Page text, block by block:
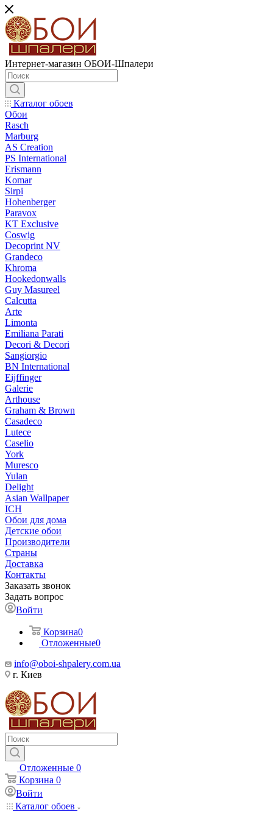
Интернет-магазин ОБОИ-Шпалери
Каталог обоев
Обои
Rasch
Marburg
AS Creation
PS International
Erismann
Komar
Sirpi
Hohenberger
Paravox
KT Exclusive
Coswig
Decoprint NV
Grandeco
Khroma
Hookedonwalls
Guy Masureel
Calcutta
Arte
Limonta
Emiliana Parati
Decori & Decori
Sangiorgio
BN International
Eijffinger
Galerie
Arthouse
Graham & Brown
Casadeco
Lutece
Caselio
York
Muresco
Yulan
Delight
Asian Wallpaper
ICH
Обои для дома
Детские обои
Производители
Страны
Доставка
Контакты
Заказать звонок
Задать вопрос
Войти
Корзина0
Отложенные0
info@oboi-shpalery.com.ua
г. Киев
Отложенные 0
Корзина 0
Войти
Каталог обоев